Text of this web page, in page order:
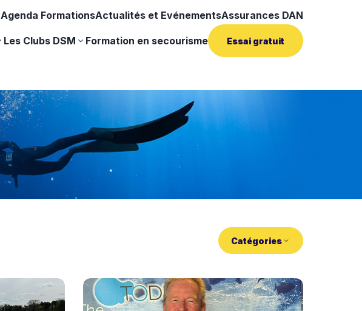
Agenda FormationsActualités et EvénementsAssurances DAN
Les Clubs DSM Formation en secourisme Essai gratuit
Catégories